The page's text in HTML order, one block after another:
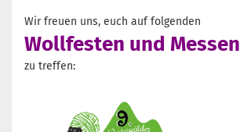
Wir freuen uns, euch auf folgenden
Wollfesten und Messen
zu treffen: